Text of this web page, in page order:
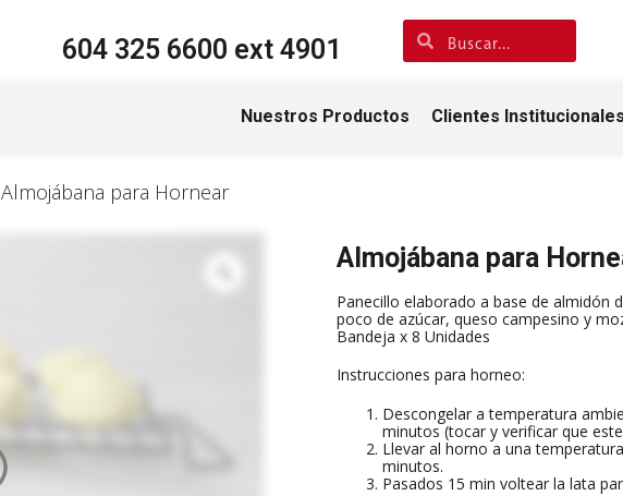
604 325 6600 ext 4901
Nuestros Productos Clientes Institucionales
Almojábana para Hornear
Almojábana para
Panecillo elaborado a base de almidón
poco de azúcar, queso campesino y
Bandeja x 8 Unidades
Instrucciones para horneo:
Descongelar a temperatura
minutos (tocar y verificar que
Llevar al horno a una
minutos.
Pasados 15 min voltear la lata